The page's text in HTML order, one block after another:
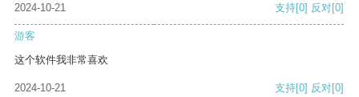
2024-10-21 支持[0] 反对[0]
游客
这个软件我非常喜欢
2024-10-21 支持[0] 反对[0]